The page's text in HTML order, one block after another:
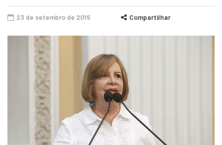
23 de setembro de 2015 Compartilhar